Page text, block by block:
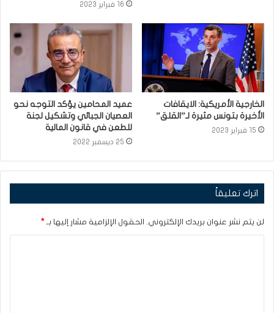
16 فبراير 2023
الخارجية الأمريكية: الايقافات
الأخيرة بتونس مثيرة لـ”القلق”
15 فبراير 2023
عميد المحامين يؤكد التوجه نحو
العصيان الجبائي وتشكيل لجنة
للطعن في قانون المالية
25 ديسمبر 2022
اترك تعليقاً
لن يتم نشر عنوان بريدك الإلكتروني. الحقول الإلزامية مشار إليها بـ *